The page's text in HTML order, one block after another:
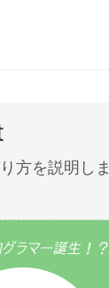
方を説明しま